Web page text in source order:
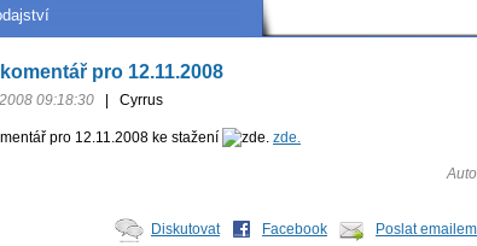
pro 12.11.2008
09:18:30 Cyrrus
pro 12.11.2008 ke stažení zde.
Diskutovat Facebook Poslat emailem